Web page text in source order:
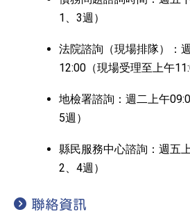
1、3週）
法院諮詢（現場排隊）：
12:00（現場受理至上午
地檢署諮詢：週二上午
5週）
縣民服務中心諮詢：週五
2、4週）
聯絡資訊